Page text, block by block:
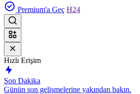
Premium'a Geç H24
Hızlı Erişim
Son Dakika
Günün son gelişmelerine yakından bakın.